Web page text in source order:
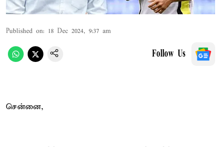
Published on: 18 Dec 2024, 9:37 am
Follow Us
சென்னை,